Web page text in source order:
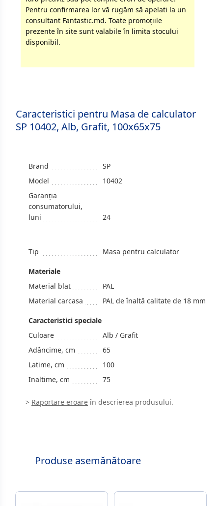
Pentru confirmarea lor vă rugăm să apelati la un
consultant Fantastic.md. Toate promoţiile
prezente în site sunt valabile în limita stocului
disponibil.
Caracteristici pentru Masa de calculator
SP 10402, Alb, Grafit, 100x65x75
Brand
SP
Model
10402
Garanția
consumatorului,
luni
24
Tip Masa pentru calculator
Materiale
Material blat
PAL
Material carcasa
PAL de înaltă calitate de 18 mm
Caracteristici speciale
Culoare
Alb / Grafit
Adâncime, cm
65
Latime, cm
100
Inaltime, cm
75
> Raportare eroareîn descrierea produsului.
Produse asemănătoare